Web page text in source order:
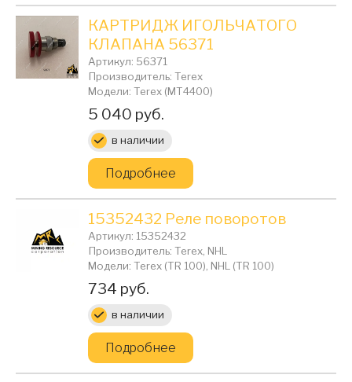
КАРТРИДЖ ИГОЛЬЧАТОГО
КЛАПАНА 56371
Артикул: 56371
Производитель: Terex
Модели: Terex (MT4400)
Цена:
5 040 руб.
в наличии
Подробнее
15352432 Реле поворотов
Артикул: 15352432
Производитель: Terex, NHL
Модели: Terex (TR 100), NHL (TR 100)
Цена:
734 руб.
в наличии
Подробнее